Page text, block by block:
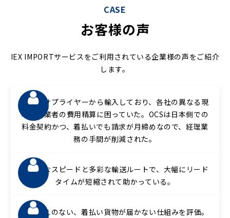
CASE
お客様の声
IEX IMPORTサービスをご利用されている企業様の声をご紹介
します。
複数のサプライヤーから輸入しており、各社の異なる現
地物流業者の費用精算に困っていた。OCSは日本側での
料金契約かつ、着払いでも請求が月締めなので、経理業
務の手間が削減された。
圧倒的なスピードと多彩な輸送ルートで、大幅にリード
タイムが短縮されて助かっている。
身に覚えのない、着払い貨物が届かない仕組みを評価。